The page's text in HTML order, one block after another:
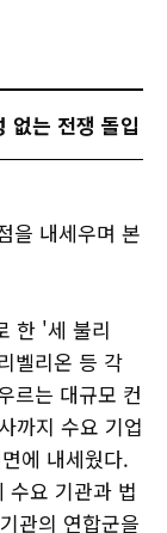
는 전쟁 돌입
을 내세우며 본
한 '세 불리
벨리온 등 각
르는 대규모 컨
까지 수요 기업
에 내세웠다.
수요 기관과 법
관의 연합군을